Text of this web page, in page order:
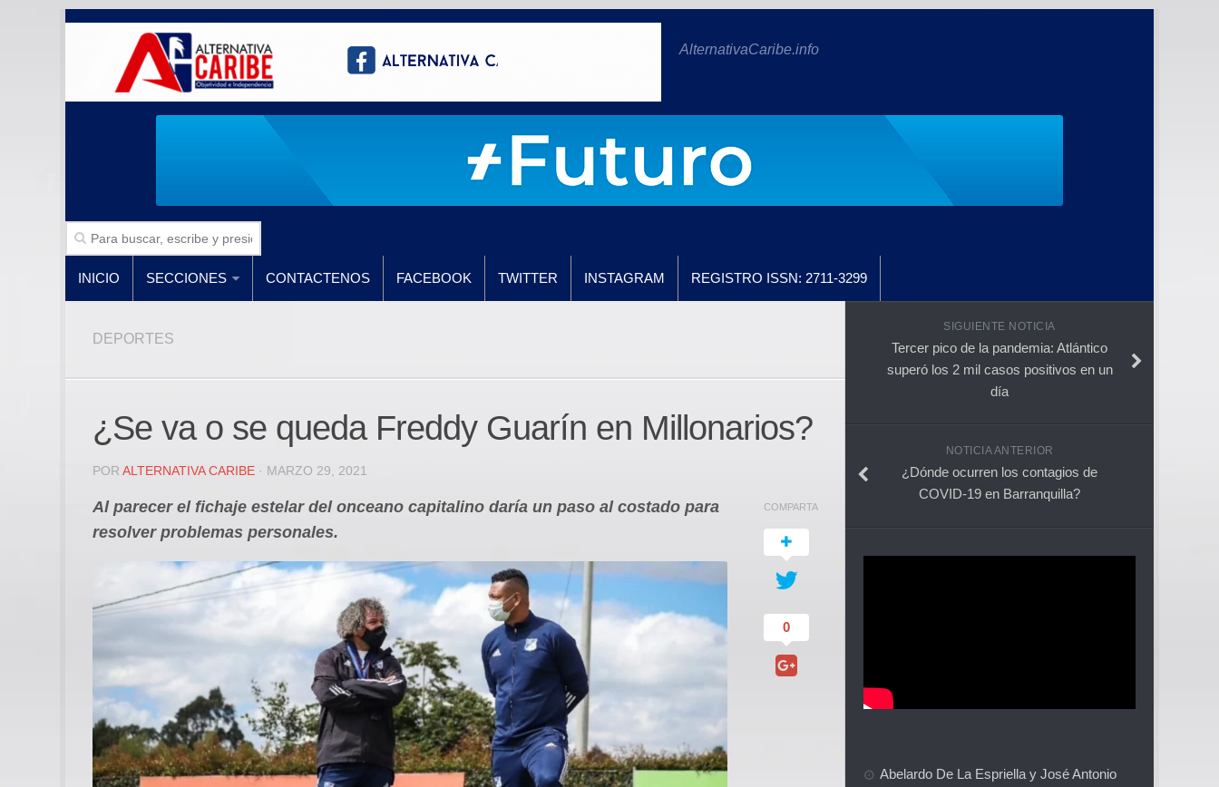
AlternativaCaribe.info
INICIO SECCIONES CONTACTENOS FACEBOOK TWITTER INSTAGRAM REGISTRO ISSN: 2711-3299
DEPORTES
¿Se va o se queda Freddy Guarín en Millonarios?
POR ALTERNATIVA CARIBE · MARZO 29, 2021
Al parecer el fichaje estelar del onceano capitalino daría un paso al costado para
resolver problemas personales.
COMPARTA
0
SIGUIENTE NOTICIA
Tercer pico de la pandemia: Atlántico
superó los 2 mil casos positivos en un
día
NOTICIA ANTERIOR
¿Dónde ocurren los contagios de
COVID-19 en Barranquilla?
Abelardo De La Espriella y José Antonio